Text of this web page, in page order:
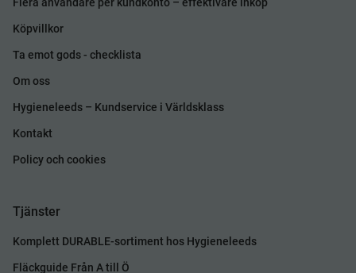
Köpvillkor
Ta emot gods - checklista
Om oss
Hygieneleeds – Kundservice i Världsklass
Kontakt
Policy och cookies
Tjänster
Komplett DURABLE-sortiment hos Hygieneleeds
Fläckguide Från A till Ö